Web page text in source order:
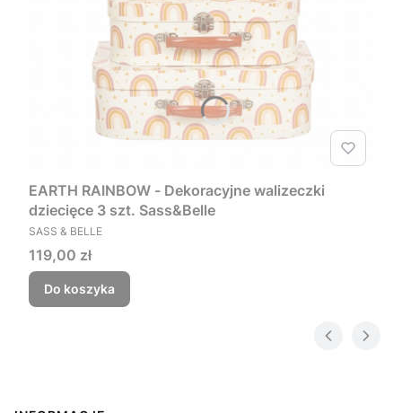
EARTH RAINBOW - Dekoracyjne walizeczki
dziecięce 3 szt. Sass&Belle
PRODUCENT
SASS & BELLE
Cena
119,00 zł
Do koszyka